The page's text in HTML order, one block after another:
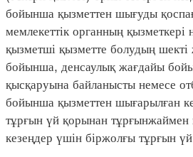
бойынша қызметтен шығуды
мемлекеттік органның қызметкері
қызметші қызметте болудың
бойынша, денсаулық жағдайы
қысқаруына байланысты немесе
бойынша қызметтен шығарылған
тұрғын үй қорынан тұрғынжаймен
кезеңдер үшін біржолғы тұрғын